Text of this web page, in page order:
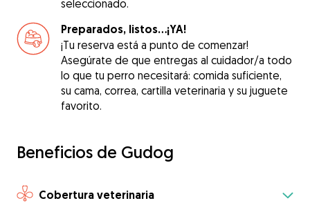
seleccionado.
Preparados, listos...¡YA!
¡Tu reserva está a punto de comenzar!
Asegúrate de que entregas al cuidador/a todo
lo que tu perro necesitará: comida suficiente,
su cama, correa, cartilla veterinaria y su juguete
favorito.
Beneficios de Gudog
Cobertura veterinaria